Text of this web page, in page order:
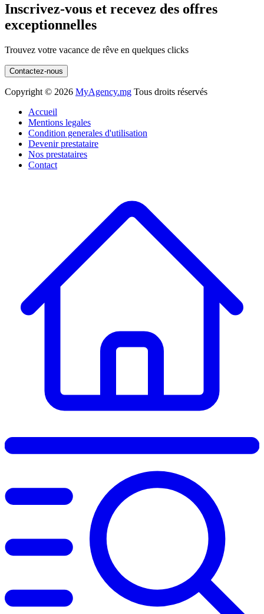
Inscrivez-vous et recevez des offres
exceptionnelles
Trouvez votre vacance de rêve en quelques clicks
Contactez-nous
Copyright © 2026 MyAgency.mg Tous droits réservés
Accueil
Mentions legales
Condition generales d'utilisation
Devenir prestataire
Nos prestataires
Contact